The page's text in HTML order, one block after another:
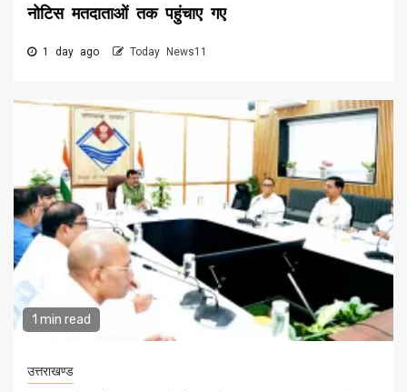
नोटिस मतदाताओं तक पहुंचाए गए
1 day ago Today News11
1 min read
उत्तराखण्ड